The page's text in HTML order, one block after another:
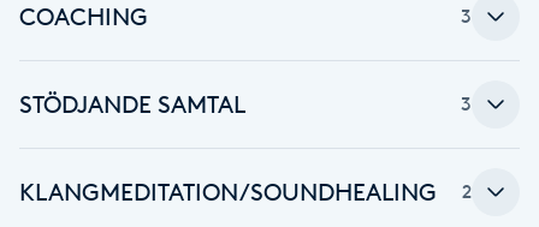
Enzympeeling
Extensions
Extensions borttagning
COACHING 3
STÖDJANDE SAMTAL 3
KLANGMEDITATION/SOUNDHEALING 2